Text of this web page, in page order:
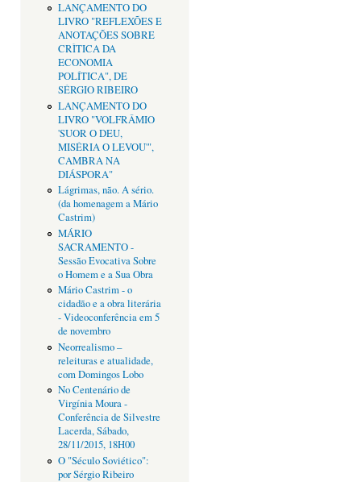
LANÇAMENTO DO
LIVRO "REFLEXÕES E
ANOTAÇÕES SOBRE
CRÌTICA DA
ECONOMIA
POLÍTICA", DE
SÉRGIO RIBEIRO
LANÇAMENTO DO
LIVRO "VOLFRÂMIO
'SUOR O DEU,
MISÉRIA O LEVOU'",
CAMBRA NA
DIÁSPORA"
Lágrimas, não. A sério.
(da homenagem a Mário
Castrim)
MÁRIO
SACRAMENTO -
Sessão Evocativa Sobre
o Homem e a Sua Obra
Mário Castrim - o
cidadão e a obra literária
- Videoconferência em 5
de novembro
Neorrealismo –
releituras e atualidade,
com Domingos Lobo
No Centenário de
Virgínia Moura -
Conferência de Silvestre
Lacerda, Sábado,
28/11/2015, 18H00
O "Século Soviético":
por Sérgio Ribeiro